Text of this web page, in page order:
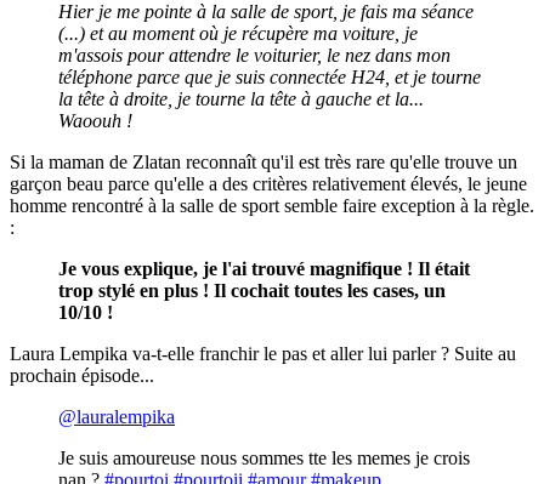
Hier je me pointe à la salle de sport, je fais ma séance
(...) et au moment où je récupère ma voiture, je
m'assois pour attendre le voiturier, le nez dans mon
téléphone parce que je suis connectée H24, et je tourne
la tête à droite, je tourne la tête à gauche et la...
Waoouh !
Si la maman de Zlatan reconnaît qu'il est très rare qu'elle trouve un
garçon beau parce qu'elle a des critères relativement élevés, le jeune
homme rencontré à la salle de sport semble faire exception à la règle.
:
Je vous explique, je l'ai trouvé magnifique ! Il était
trop stylé en plus ! Il cochait toutes les cases, un
10/10 !
Laura Lempika va-t-elle franchir le pas et aller lui parler ? Suite au
prochain épisode...
@lauralempika
Je suis amoureuse nous sommes tte les memes je crois